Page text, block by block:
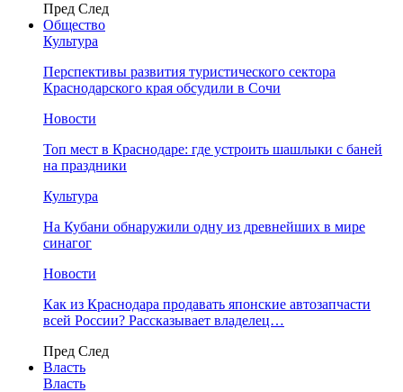
Пред След
Общество
Культура
Перспективы развития туристического сектора
Краснодарского края обсудили в Сочи
Новости
Топ мест в Краснодаре: где устроить шашлыки с баней
на праздники
Культура
На Кубани обнаружили одну из древнейших в мире
синагог
Новости
Как из Краснодара продавать японские автозапчасти
всей России? Рассказывает владелец…
Пред След
Власть
Власть